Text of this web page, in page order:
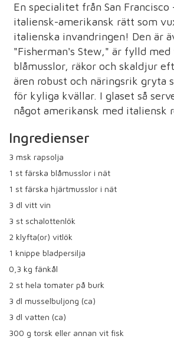
En specialitet från San Francisco
italiensk-amerikansk rätt som
italienska invandringen! Den är
"Fisherman's Stew," är fylld med
blåmusslor, räkor och skaldjur
ären robust och näringsrik gryta
för kyliga kvällar. I glaset så
något amerikansk med italiensk
Ingredienser
3 msk rapsolja
1 st färska blåmusslor i nät
1 st färska hjärtmusslor i nät
3 dl vitt vin
3 st schalottenlök
2 klyfta(or) vitlök
1 knippe bladpersilja
0,3 kg fänkål
2 st hela tomater på burk
3 dl musselbuljong (ca)
3 dl vatten (ca)
300 g torsk eller annan vit fisk